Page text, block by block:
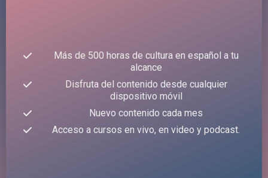
Más de 500 horas de cultura en español a tu
alcance
Disfruta del contenido desde cualquier
dispositivo móvil
Nuevo contenido cada mes
Acceso a cursos en vivo, en video y podcast.